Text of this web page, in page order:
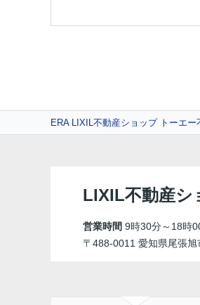
ERA LIXIL不動産ショップ トーエー
LIXIL不動産シ
営業時間 9時30分～18時
〒488-0011 愛知県尾張